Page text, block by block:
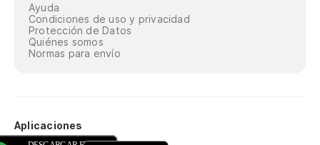
Ayuda
Condiciones de uso y privacidad
Protección de Datos
Quiénes somos
Normas para envío
Aplicaciones